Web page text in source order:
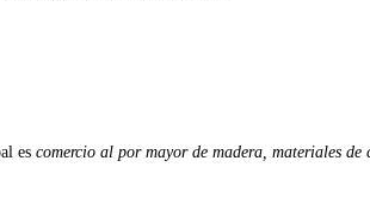
es comercio al por mayor de madera, materiales